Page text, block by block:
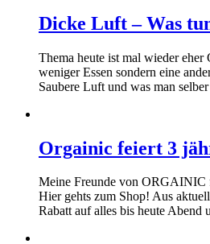
Dicke Luft – Was
Thema heute ist mal wieder
weniger Essen sondern eine
Saubere Luft und was man
Orgainic feiert 3
Meine Freunde von ORGAINIC
Hier gehts zum Shop! Aus
Rabatt auf alles bis heute Abend